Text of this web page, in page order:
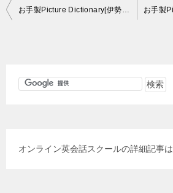
投
オンライン英会話スクールの詳細記事は